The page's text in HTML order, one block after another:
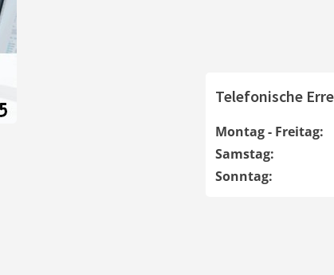
Telefonische
Montag - Freitag:
Samstag:
Sonntag: